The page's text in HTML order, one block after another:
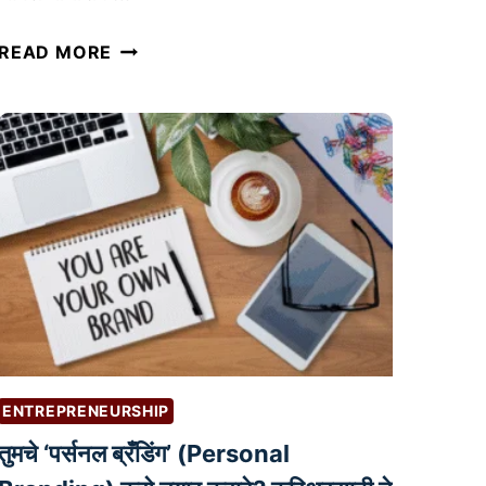
READ MORE मा
क
ग्य
आ
णि
तु
म
क
रि
अ
ENTREPRENEURSHIP
‘पर्सनल ब्रँडिंग’ (Personal